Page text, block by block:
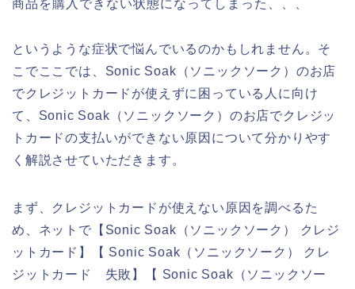
商品を購入できない状態になってしまった、、、
というような症状で悩んでいるのかもしれません。そ
こでここでは、Sonic Soak（ソニックソーク）のお店
でクレジットカードが使えずに困っている人に向け
て、Sonic Soak（ソニックソーク）のお店でクレジッ
トカードの支払いができない原因について分かりやす
く解説させていただきます。
まず、クレジットカードが使えない原因を調べるた
め、ネットで【Sonic Soak（ソニックソーク） クレジ
ットカード】【 Sonic Soak（ソニックソーク） クレ
ジットカード 失敗】【 Sonic Soak（ソニックソー